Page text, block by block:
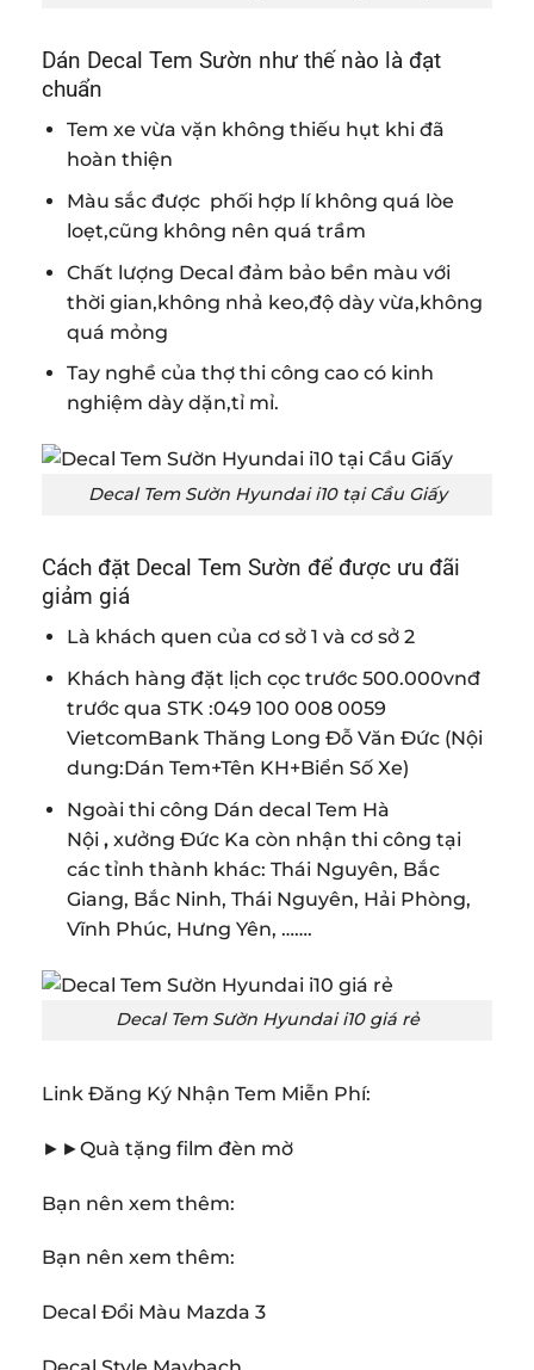
Dán Decal Tem Sườn như thế nào là đạt
chuẩn
Tem xe vừa vặn không thiếu hụt khi đã
hoàn thiện
Màu sắc được phối hợp lí không quá lòe
loẹt,cũng không nên quá trầm
Chất lượng Decal đảm bảo bền màu với
thời gian,không nhả keo,độ dày vừa,không
quá mỏng
Tay nghề của thợ thi công cao có kinh
nghiệm dày dặn,tỉ mỉ.
Decal Tem Sườn Hyundai i10 tại Cầu Giấy
Cách đặt Decal Tem Sườn để được ưu đãi
giảm giá
Là khách quen của cơ sở 1 và cơ sở 2
Khách hàng đặt lịch cọc trước 500.000vnđ
trước qua STK :049 100 008 0059
VietcomBank Thăng Long Đỗ Văn Đức (Nội
dung:Dán Tem+Tên KH+Biển Số Xe)
Ngoài thi công Dán decal Tem Hà
Nội ,xưởng Đức Ka còn nhận thi công tại
các tỉnh thành khác: Thái Nguyên, Bắc
Giang, Bắc Ninh, Thái Nguyên, Hải Phòng,
Vĩnh Phúc, Hưng Yên, …….
Decal Tem Sườn Hyundai i10 giá rẻ
Link Đăng Ký Nhận Tem Miễn Phí:
►►Quà tặng film đèn mờ
Bạn nên xem thêm:
Bạn nên xem thêm:
Decal Đổi Màu Mazda 3